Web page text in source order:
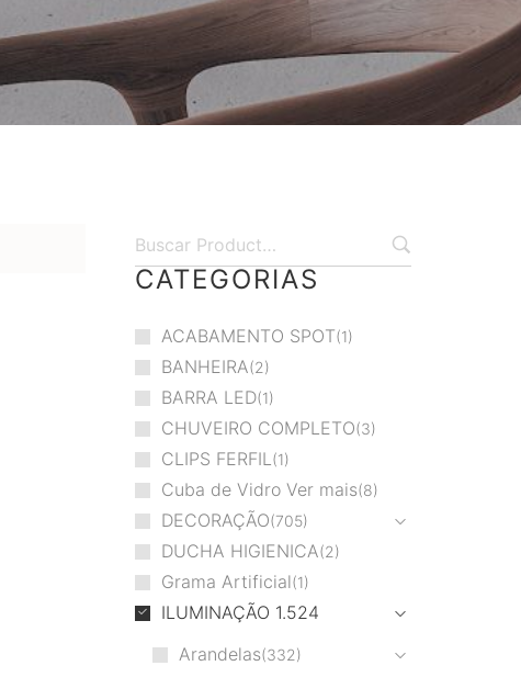
CATEGORIAS
ACABAMENTO SPOT 1
BANHEIRA 2
BARRA LED 1
CHUVEIRO COMPLETO 3
CLIPS FERFIL 1
Cuba de Vidro Ver mais 8
DECORAÇÃO 705
DUCHA HIGIENICA 2
Grama Artificial 1
ILUMINAÇÃO 1.524
Arandelas 332